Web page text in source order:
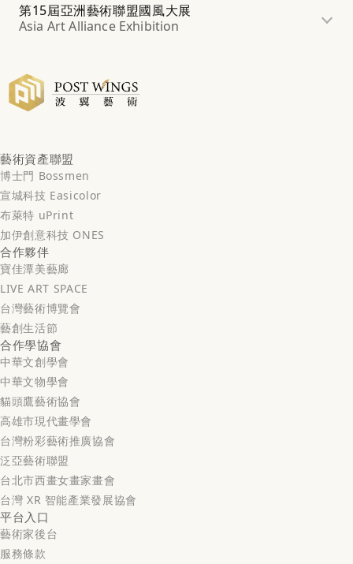
第15屆亞洲藝術聯盟國風大展
Asia Art Alliance Exhibition
藝術資產聯盟
博士門 Bossmen
宣城科技 Easicolor
布萊特 uPrint
加伊創意科技 ONES
合作夥伴
寶佳潭美藝廊
LIVE ART SPACE
台灣藝術博覽會
藝創生活節
合作學協會
中華文創學會
中華文物學會
貓頭鷹藝術協會
高雄市現代畫學會
台灣粉彩藝術推廣協會
泛亞藝術聯盟
台北市西畫女畫家畫會
台灣 XR 智能產業發展協會
平台入口
藝術家後台
服務條款